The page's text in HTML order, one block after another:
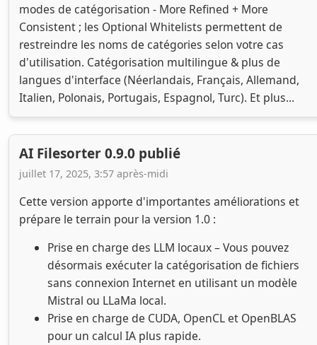
modes de catégorisation - More Refined + More
Consistent ; les Optional Whitelists permettent de
restreindre les noms de catégories selon votre cas
d'utilisation. Catégorisation multilingue & plus de
langues d'interface (Néerlandais, Français, Allemand,
Italien, Polonais, Portugais, Espagnol, Turc). Et plus...
AI Filesorter 0.9.0 publié
juillet 17, 2025, 3:57 après-midi
Cette version apporte d'importantes améliorations et
prépare le terrain pour la version 1.0 :
Prise en charge des LLM locaux – Vous pouvez
désormais exécuter la catégorisation de fichiers
sans connexion Internet en utilisant un modèle
Mistral ou LLaMa local.
Prise en charge de CUDA, OpenCL et OpenBLAS
pour un calcul IA plus rapide.